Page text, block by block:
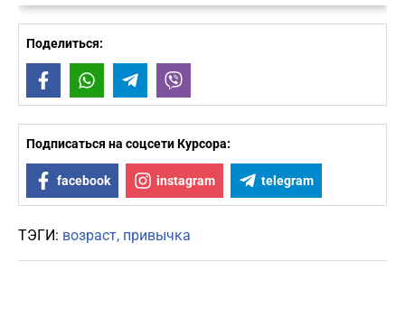
Поделиться:
FacebookWhatsAppTelegram
Подписаться на соцсети Курсора:
facebook instagram telegram
ТЭГИ: возраст привычка